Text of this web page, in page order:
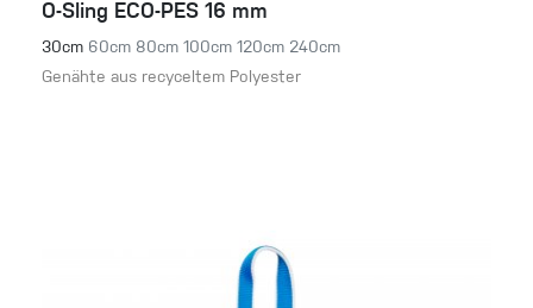
O-Sling ECO-PES 16 mm
30cm 60cm 80cm 100cm 120cm 240cm
Genähte aus recyceltem Polyester